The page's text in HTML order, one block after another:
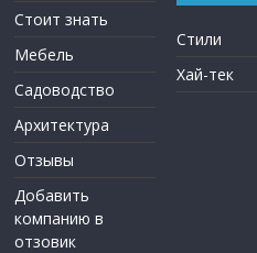
Стоит знать
Мебель
Садоводство
Архитектура
Отзывы
Добавить
компанию в
отзовик
Стили
Хай-тек